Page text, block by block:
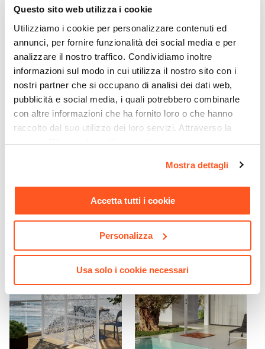
Questo sito web utilizza i cookie
Utilizziamo i cookie per personalizzare contenuti ed
annunci, per fornire funzionalità dei social media e per
analizzare il nostro traffico. Condividiamo inoltre
informazioni sul modo in cui utilizza il nostro sito con i
nostri partner che si occupano di analisi dei dati web,
pubblicità e social media, i quali potrebbero combinarle
con altre informazioni che ha fornito loro o che hanno
raccolto dal suo utilizzo dei loro servizi. Attraverso la
sezione "Mostra dettagli" è possibile gestire le proprie
momento. Per maggiori informazioni si invita a leggere la
nostraCookie Policy.
Mostra dettagli
Accetta tutti i cookie
Personalizza
Usa solo i cookie necessari
bianco - Kubbot
€ 94,00
Lampada da tavolo portatile
alluminio bianco - Fair
€ 39,00